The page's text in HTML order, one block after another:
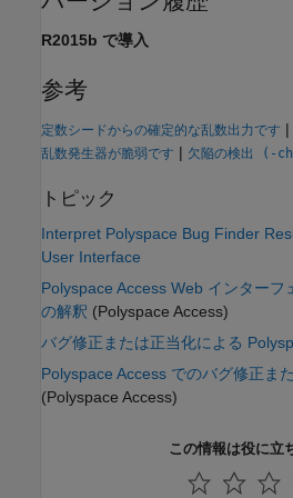
R2015b で導入
参考
定数シードからの確定的な乱数出力です |
乱数発生器が脆弱です | 欠陥の検出 (-
トピック
Interpret Polyspace Bug Finder
User Interface
Polyspace Access Web インター
の解釈 (Polyspace Access)
バグ修正または正当化による
Polyspace Access でのバグ修正ま
(Polyspace Access)
この情報は役に立